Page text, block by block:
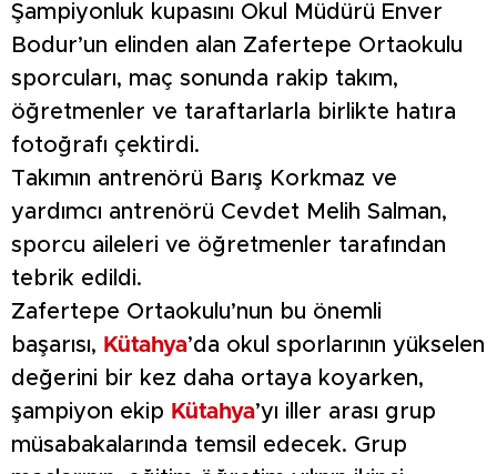
Şampiyonluk kupasını Okul Müdürü Enver
Bodur’un elinden alan Zafertepe Ortaokulu
sporcuları, maç sonunda rakip takım,
öğretmenler ve taraftarlarla birlikte hatıra
fotoğrafı çektirdi.
Takımın antrenörü Barış Korkmaz ve
yardımcı antrenörü Cevdet Melih Salman,
sporcu aileleri ve öğretmenler tarafından
tebrik edildi.
Zafertepe Ortaokulu’nun bu önemli
başarısı, Kütahya’da okul sporlarının yükselen
değerini bir kez daha ortaya koyarken,
şampiyon ekip Kütahya’yı iller arası grup
müsabakalarında temsil edecek. Grup